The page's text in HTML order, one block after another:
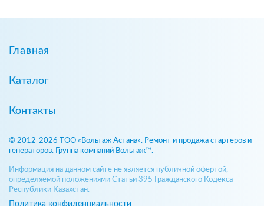
Главная
Каталог
Контакты
© 2012-2026 ТОО «Вольтаж Астана». Ремонт и продажа стартеров и
генераторов. Группа компаний Вольтаж™.
Информация на данном сайте не является публичной офертой,
определяемой положениями Статьи 395 Гражданского Кодекса
Республики Казахстан.
Политика конфиденциальности